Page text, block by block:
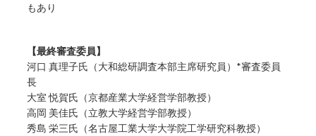
もあり
【最終審査委員】
河口 真理子氏（大和総研調査本部主席研究員）*審査委員
長
大室 悦賀氏（京都産業大学経営学部教授）
高岡 美佳氏（立教大学経営学部教授）
秀島 栄三氏（名古屋工業大学大学院工学研究科教授）